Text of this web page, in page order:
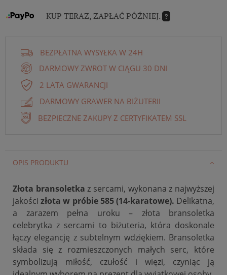
KUP TERAZ, ZAPŁAĆ PÓŹNIEJ. ?
BEZPŁATNA WYSYŁKA W 24H
DARMOWY ZWROT W CIĄGU 30 DNI
2 LATA GWARANCJI
DARMOWY GRAWER NA BIŻUTERII
BEZPIECZNE ZAKUPY Z CERTYFIKATEM SSL
OPIS PRODUKTU
Złota bransoletka z sercami, wykonana z najwyższej
jakości złota w próbie 585 (14-karatowe). Delikatna,
a zarazem pełna uroku – złota bransoletka
celebrytka z sercami to biżuteria, która doskonale
łączy elegancję z subtelnym wdziękiem. Bransoletka
składa się z rozmieszczonych małych serc, które
symbolizują miłość, czułość i więzi, czyniąc ją